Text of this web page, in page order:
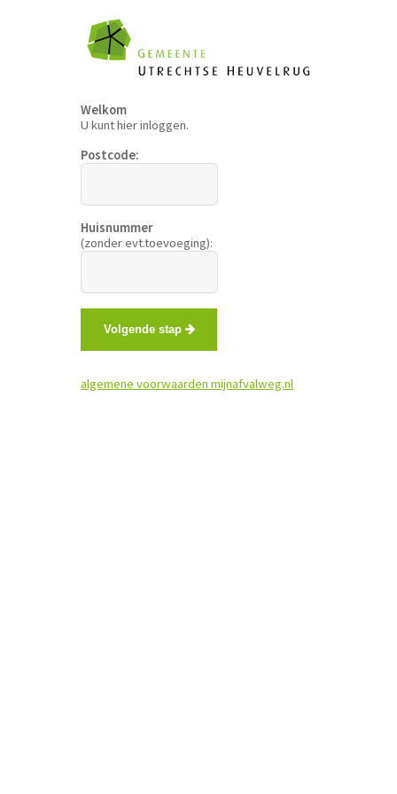
Welkom
U kunt hier inloggen.
Postcode:
Huisnummer
(zonder evt.toevoeging):
Volgende stap
algemene voorwaarden mijnafvalweg.nl